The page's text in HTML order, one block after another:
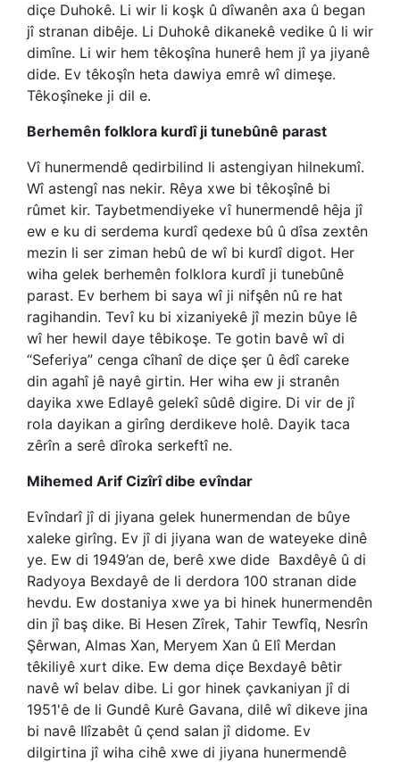
diçe Duhokê. Li wir li koşk û dîwanên axa û began
jî stranan dibêje. Li Duhokê dikanekê vedike û li wir
dimîne. Li wir hem têkoşîna hunerê hem jî ya jiyanê
dide. Ev têkoşîn heta dawiya emrê wî dimeşe.
Têkoşîneke ji dil e.
Berhemên folklora kurdî ji tunebûnê parast
Vî hunermendê qedirbilind li astengiyan hilnekumî.
Wî astengî nas nekir. Rêya xwe bi têkoşînê bi
rûmet kir. Taybetmendiyeke vî hunermendê hêja jî
ew e ku di serdema kurdî qedexe bû û dîsa zextên
mezin li ser ziman hebû de wî bi kurdî digot. Her
wiha gelek berhemên folklora kurdî ji tunebûnê
parast. Ev berhem bi saya wî ji nifşên nû re hat
ragihandin. Tevî ku bi xizaniyekê jî mezin bûye lê
wî her hewil daye têbikoşe. Te gotin bavê wî di
“Seferiya” cenga cîhanî de diçe şer û êdî careke
din agahî jê nayê girtin. Her wiha ew ji stranên
dayika xwe Edlayê gelekî sûdê digire. Di vir de jî
rola dayikan a girîng derdikeve holê. Dayik taca
zêrîn a serê dîroka serkeftî ne.
Mihemed Arif Cizîrî dibe evîndar
Evîndarî jî di jiyana gelek hunermendan de bûye
xaleke girîng. Ev jî di jiyana wan de wateyeke dinê
ye. Ew di 1949’an de, berê xwe dide Baxdêyê û di
Radyoya Bexdayê de li derdora 100 stranan dide
hevdu. Ew dostaniya xwe ya bi hinek hunermendên
din jî baş dike. Bi Hesen Zîrek, Tahir Tewfîq, Nesrîn
Şêrwan, Almas Xan, Meryem Xan û Elî Merdan
têkiliyê xurt dike. Ew dema diçe Bexdayê bêtir
navê wî belav dibe. Li gor hinek çavkaniyan jî di
1951'ê de li Gundê Kurê Gavana, dilê wî dikeve jina
bi navê Ilîzabêt û çend salan jî didome. Ev
dilgirtina jî wiha cihê xwe di jiyana hunermendê